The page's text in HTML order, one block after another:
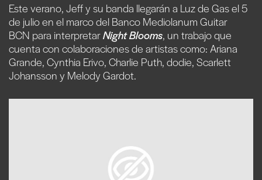
Este verano, Jeff y su banda llegarán a Luz de Gas el 5
de julio en el marco del Banco Mediolanum Guitar
BCN para interpretarNight Blooms, un trabajo que
cuenta con colaboraciones de artistas como: Ariana
Grande, Cynthia Erivo, Charlie Puth, dodie, Scarlett
Johansson y Melody Gardot.